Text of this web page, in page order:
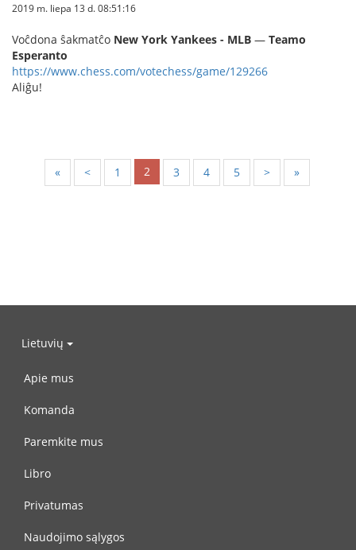
2019 m. liepa 13 d. 08:51:16
Voĉdona ŝakmatĉo New York Yankees - MLB — Teamo
Esperanto
https://www.chess.com/votechess/game/129266
Aliĝu!
« < 1 2 3 4 5 > »
Lietuvių
Apie mus
Komanda
Paremkite mus
Libro
Privatumas
Naudojimo sąlygos